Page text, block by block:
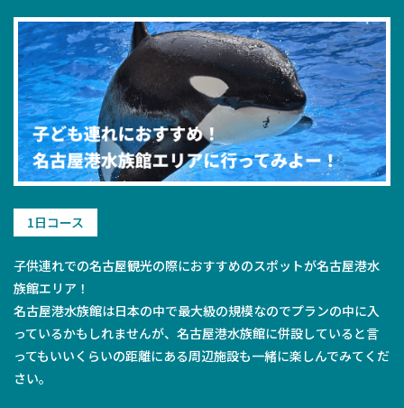
1日コース
子供連れでの名古屋観光の際におすすめのスポットが名古屋港水
族館エリア！
名古屋港水族館は日本の中で最大級の規模なのでプランの中に入
っているかもしれませんが、名古屋港水族館に併設していると言
ってもいいくらいの距離にある周辺施設も一緒に楽しんでみてくだ
さい。